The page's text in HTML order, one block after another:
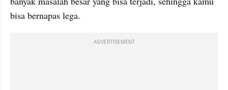
bisa bernapas lega.
ADVERTISEMENT